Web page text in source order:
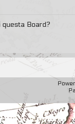
questa Board?